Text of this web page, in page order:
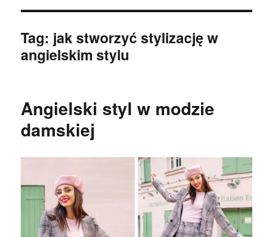
Tag: jak stworzyć stylizację w
angielskim stylu
Angielski styl w modzie
damskiej